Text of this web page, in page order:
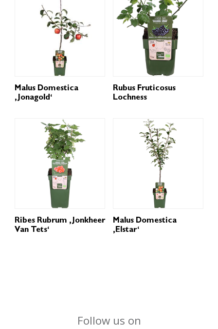
Malus Domestica
‚Jonagold‘
Rubus Fruticosus
Lochness
Ribes Rubrum ‚Jonkheer
Van Tets‘
Malus Domestica
‚Elstar‘
Follow us on